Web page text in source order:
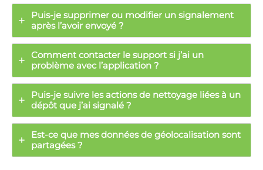
Puis-je supprimer ou modifier un signalement
après l’avoir envoyé ?
Comment contacter le support si j’ai un
problème avec l’application ?
Puis-je suivre les actions de nettoyage liées à un
dépôt que j’ai signalé ?
Est-ce que mes données de géolocalisation sont
partagées ?